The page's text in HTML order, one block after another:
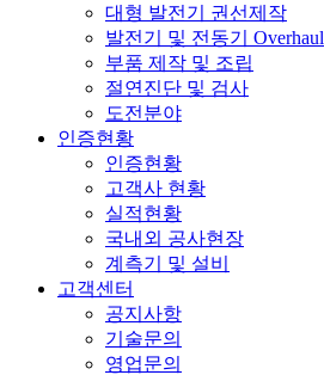
대형 발전기 권선제작
발전기 및 전동기 Overhaul
부품 제작 및 조립
절연진단 및 검사
도전분야
인증현황
인증현황
고객사 현황
실적현황
국내외 공사현장
계측기 및 설비
고객센터
공지사항
기술문의
영업문의